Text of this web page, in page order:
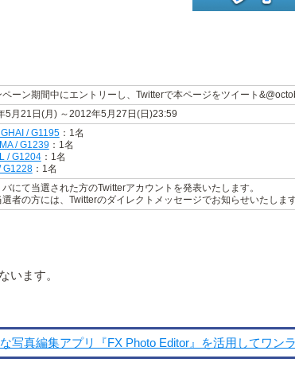
ペーン期間中にエントリーし、Twitterで本ページをツイート
5月21日(月) ～2012年5月27日(日)23:59
/ G1195：1名
/ G1239：1名
/ G1204：1名
G1228：1名
バにて当選された方のTwitterアカウントを発表いたします。
選者の方には、Twitterのダイレクトメッセージでお知らせいたします
います。
写真編集アプリ『FX Photo Editor』を活用してワン